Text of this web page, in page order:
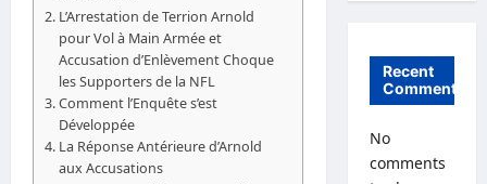
L’Arrestation de Terrion Arnold
pour Vol à Main Armée et
Accusation d’Enlèvement Choque
les Supporters de la NFL
Comment l’Enquête s’est
Développée
La Réponse Antérieure d’Arnold
aux Accusations
Recent
Comments
No
comments